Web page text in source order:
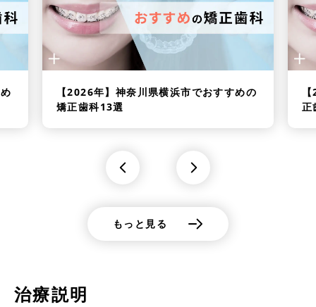
【2026年】 神奈川県横浜市でおすすめの
矯正歯科13選
正
もっと見る
治療説明